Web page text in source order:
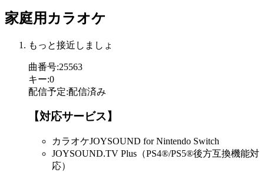
家庭用カラオケ
もっと接近しましょ
曲番号:25563
キー:0
配信予定:配信済み
【対応サービス】
カラオケJOYSOUND for Nintendo Switch
JOYSOUND.TV Plus（PS4®/PS5®後方互換機能対
応）